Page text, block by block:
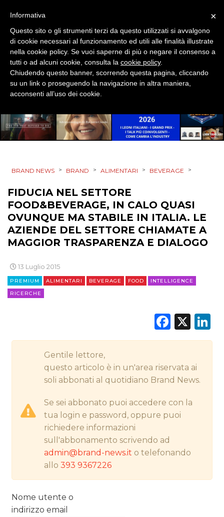
EVENTI
MOBILE
PROMOZIONI
PUNTI VENDITA
CINEMA
EDITORIA
PREVISIONI/SCENARI
NORMATIVE
BRAND NEWS > BRAND > ALIMENTARI > BEVERAGE >
FIDUCIA NEL SETTORE
FOOD&BEVERAGE, IN CALO QUASI
OVUNQUE MA STABILE IN ITALIA. LE
AZIENDE DEL SETTORE CHIAMATE A
MAGGIOR TRASPARENZA E DIALOGO
13 Luglio 2015
PREMIUM ALIMENTARI BEVERAGE FOOD
INTELLIGENCE
RICERCHE
X
Gentile lettore,
questo articolo è in un'area riservata ai
soli abbonati al quotidiano Brand News.
Se sei abbonato puoi accedere con la
tua login e password, oppure puoi
richiedere informazioni
sull'abbonamento scrivendo ad
admin@brand-news.it o telefonando
allo393 9367226
Nome utente o
indirizzo email
×
Informativa
Questo sito o gli strumenti terzi da questo utilizzati si avvalgono
di cookie necessari al funzionamento ed utili alle finalità illustrate
nella cookie policy. Se vuoi saperne di più o negare il consenso a
tutti o ad alcuni cookie, consulta la cookie policy.
Chiudendo questo banner, scorrendo questa pagina, cliccando
su un link o proseguendo la navigazione in altra maniera,
acconsenti all’uso dei cookie.